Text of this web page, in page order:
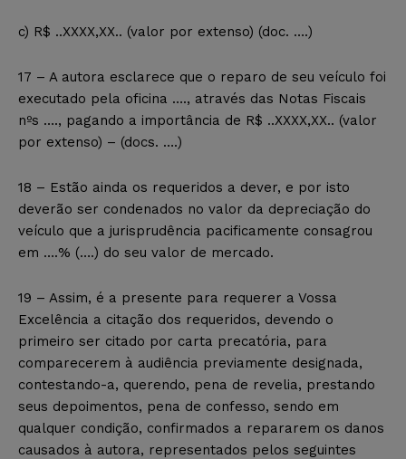
c) R$ ..XXXX,XX.. (valor por extenso) (doc. ….)
17 – A autora esclarece que o reparo de seu veículo foi
executado pela oficina …., através das Notas Fiscais
nºs …., pagando a importância de R$ ..XXXX,XX.. (valor
por extenso) – (docs. ….)
18 – Estão ainda os requeridos a dever, e por isto
deverão ser condenados no valor da depreciação do
veículo que a jurisprudência pacificamente consagrou
em ….% (….) do seu valor de mercado.
19 – Assim, é a presente para requerer a Vossa
Excelência a citação dos requeridos, devendo o
primeiro ser citado por carta precatória, para
comparecerem à audiência previamente designada,
contestando-a, querendo, pena de revelia, prestando
seus depoimentos, pena de confesso, sendo em
qualquer condição, confirmados a repararem os danos
causados à autora, representados pelos seguintes